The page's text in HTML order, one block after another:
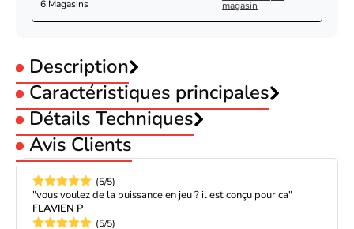
6 Magasins
magasin
Description
AMD Ryzen 7 9800X3D Tray
(Produit livré dans une capsule de protection (sans la boîte) et
sans ventilateur)
Caractéristiques principales
Gamme processeur :AMD Ryzen 7
Utilisation :Gamer
Socket :AMD AM5
Nombre de coeur :8 coeurs
Fréquence processeur :
Vidéo intégrée : Avec GPU
Systéme de refroidissement :Sans ventilateur
Mémoire Cache : 104Mo
Détails Techniques
Modèle de processeur
Fréquence CPU
4.7 GHz
Fréquence en mode
Avis Clients
(5/5)
"vous voulez de la puissance en jeu ? il est conçu pour ca"
FLAVIEN P
(5/5)